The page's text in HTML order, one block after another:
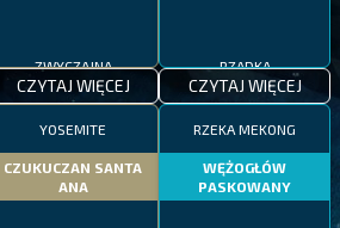
CZYTAJ WIĘCEJ CZYTAJ WIĘCEJ
YOSEMITE
CZUKUCZAN SANTA
ANA
RZEKA MEKONG
WĘŻOGŁÓW
PASKOWANY